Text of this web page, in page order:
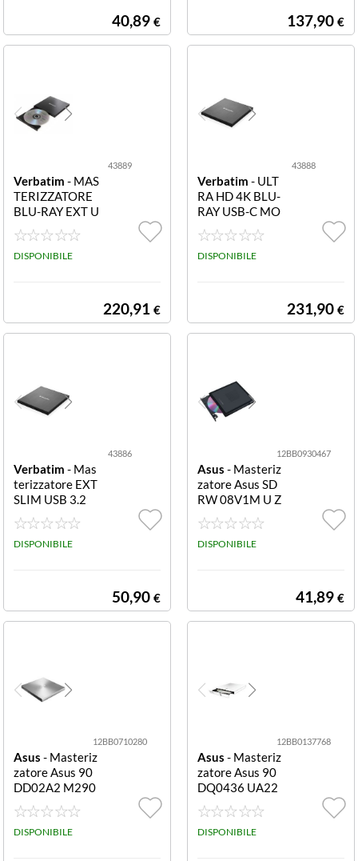
40,89 € 137,90 €
43889
Verbatim - MAS
TERIZZATORE
BLU-RAY EXT U
SB 3.1 + SW
DISPONIBILE
220,91 €
43888
Verbatim - ULT
RA HD 4K BLU-
RAY USB-C MO
BILE RE-WRITE
R TYPE.C 4388
8 MOBILE BLU-
DISPONIBILE
231,90 €
43886
Verbatim - Mas
terizzatore EXT
SLIM USB 3.2
WRITER GEN.
1/USB-C 43886
WRITER EXT SL
DISPONIBILE
50,90 €
12BB0930467
Asus - Masteriz
zatore Asus SD
RW 08V1M U Z
ENDRIVE V1M
Black V1M
DISPONIBILE
41,89 €
12BB0710280
Asus - Masteriz
zatore Asus 90
DD02A2 M290
00 ZENDRIVE
U9M Silver U9
M
DISPONIBILE
12BB0137768
Asus - Masteriz
zatore Asus 90
DQ0436 UA22
1KZ SDRW 08D
2S U Lite White
SDRW 08D2S U
DISPONIBILE